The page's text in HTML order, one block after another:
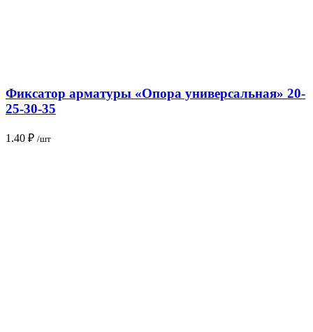
Фиксатор арматуры «Опора универсальная» 20-
25-30-35
1.40 ₽ /шт